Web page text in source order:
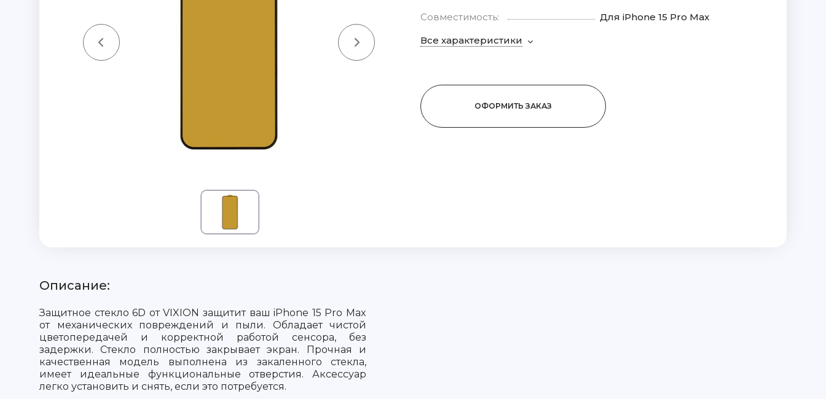
Совместимость:
Для iPhone 15 Pro Max
Все характеристики
ОФОРМИТЬ ЗАКАЗ
Описание:
Защитное стекло 6D от VIXION защитит ваш iPhone 15 Pro Max
от механических повреждений и пыли. Обладает чистой
цветопередачей и корректной работой сенсора, без
задержки. Стекло полностью закрывает экран. Прочная и
качественная модель выполнена из закаленного стекла,
имеет идеальные функциональные отверстия. Аксессуар
легко установить и снять, если это потребуется.